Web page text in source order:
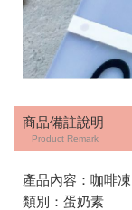
商品備註說明
Product Remark
產品內容：咖啡凍
類別：蛋奶素